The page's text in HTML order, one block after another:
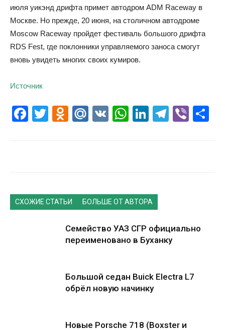
июля уикэнд дрифта примет автодром ADM Raceway в
Москве. Но прежде, 20 июня, на столичном автодроме
Moscow Raceway пройдет фестиваль большого дрифта
RDS Fest, где поклонники управляемого заноса смогут
вновь увидеть многих своих кумиров.
Источник
Facebook
Twitter
Odnoklassniki
Mail.Ru
VK WhatsApp
LinkedIn
СХОЖИЕ СТАТЬИ БОЛЬШЕ ОТ АВТОРА
Семейство УАЗ СГР официально
переименовано в Буханку
Большой седан Buick Electra L7
обрёл новую начинку
Новые Porsche 718 (Boxster и